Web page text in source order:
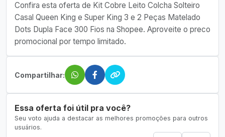
Confira esta oferta de Kit Cobre Leito Colcha Solteiro
Casal Queen King e Super King 3 e 2 Peças Matelado
Dots Dupla Face 300 Fios na Shopee. Aproveite o preco
promocional por tempo limitado.
Compartilhar:
Essa oferta foi útil pra você?
Seu voto ajuda a destacar as melhores promoções para outros
usuários.